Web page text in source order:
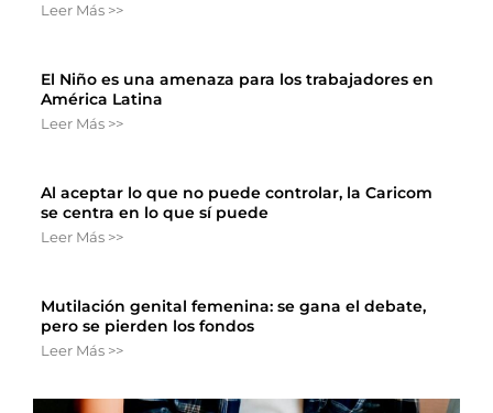
Leer Más >>
El Niño es una amenaza para los trabajadores en
América Latina
Leer Más >>
Al aceptar lo que no puede controlar, la Caricom
se centra en lo que sí puede
Leer Más >>
Mutilación genital femenina: se gana el debate,
pero se pierden los fondos
Leer Más >>